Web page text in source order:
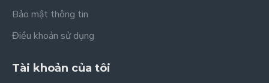
Bảo mật thông tin
Điều khoản sử dụng
Tài khoản của tôi